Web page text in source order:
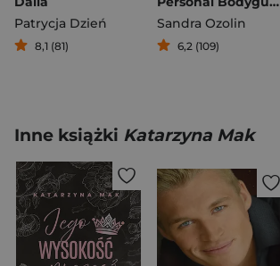
Patrycja Dzień
8,1 (81)
Sandra Ozolin
6,2 (109)
Inne książki Katarzyna Mak